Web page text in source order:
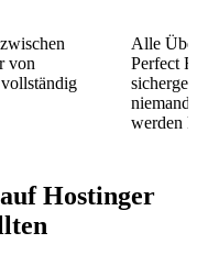
von
Alle
Perfect
niemand
werden
Hostinger